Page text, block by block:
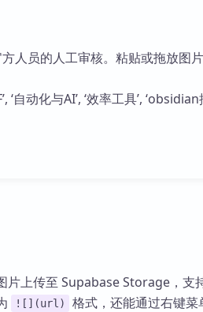
人员的人工审核。粘贴或拖放图片
自动化与AI’, ‘效率工具’, ‘obsidian
片上传至 Supabase Storage，支
![](url)
格式，还能通过右键菜